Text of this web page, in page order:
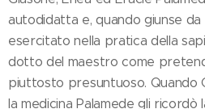
autodidatta e, quando giunse da
esercitato nella pratica della
dotto del maestro come
piuttosto presuntuoso. Quando
la medicina Palamede gli